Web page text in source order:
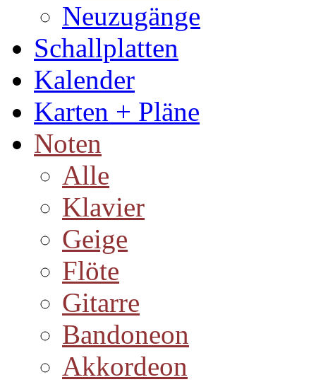
Neuzugänge
Schallplatten
Kalender
Karten + Pläne
Noten
Alle
Klavier
Geige
Flöte
Gitarre
Bandoneon
Akkordeon